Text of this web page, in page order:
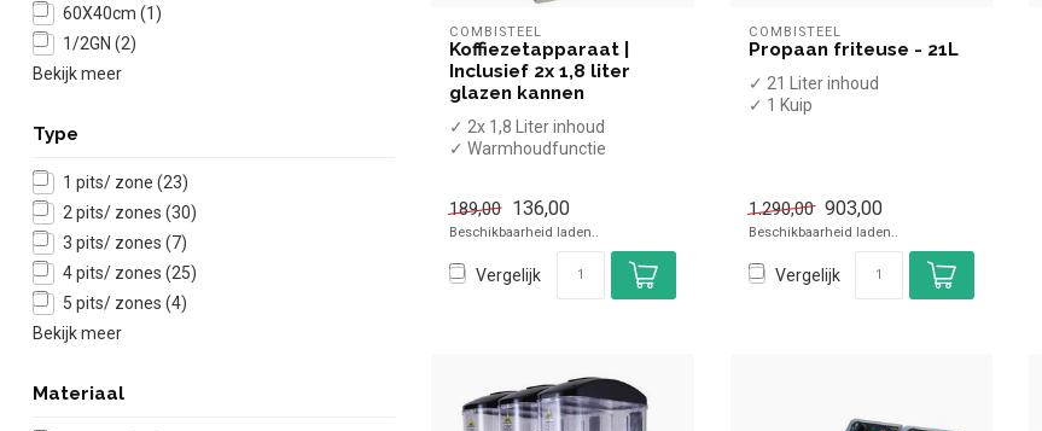
60X40cm (1)
1/2GN (2)
Bekijk meer
Type
1 pits/ zone (23)
2 pits/ zones (30)
3 pits/ zones (7)
4 pits/ zones (25)
5 pits/ zones (4)
Bekijk meer
Materiaal
COMBISTEEL
Koffiezetapparaat |
Inclusief 2x 1,8 liter
glazen kannen
✓ 2x 1,8 Liter inhoud
✓ Warmhoudfunctie
189,00 136,00
Beschikbaarheid laden..
Vergelijk
COMBISTEEL
Propaan friteuse - 21L
✓ 21 Liter inhoud
✓ 1 Kuip
1.290,00 903,00
Beschikbaarheid laden..
Vergelijk